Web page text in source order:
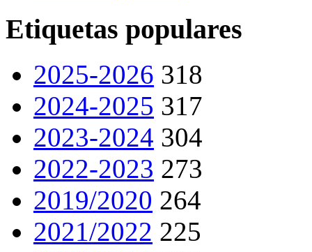
Etiquetas populares
2025-2026 318
2024-2025 317
2023-2024 304
2022-2023 273
2019/2020 264
2021/2022 225